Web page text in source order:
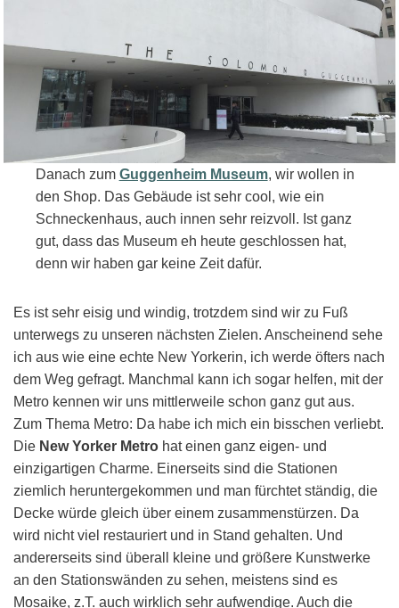
Danach zum Guggenheim Museum, wir wollen in
den Shop. Das Gebäude ist sehr cool, wie ein
Schneckenhaus, auch innen sehr reizvoll. Ist ganz
gut, dass das Museum eh heute geschlossen hat,
denn wir haben gar keine Zeit dafür.
Es ist sehr eisig und windig, trotzdem sind wir zu Fuß
unterwegs zu unseren nächsten Zielen. Anscheinend sehe
ich aus wie eine echte New Yorkerin, ich werde öfters nach
dem Weg gefragt. Manchmal kann ich sogar helfen, mit der
Metro kennen wir uns mittlerweile schon ganz gut aus.
Zum Thema Metro: Da habe ich mich ein bisschen verliebt.
Die New Yorker Metro hat einen ganz eigen- und
einzigartigen Charme. Einerseits sind die Stationen
ziemlich heruntergekommen und man fürchtet ständig, die
Decke würde gleich über einem zusammenstürzen. Da
wird nicht viel restauriert und in Stand gehalten. Und
andererseits sind überall kleine und größere Kunstwerke
an den Stationswänden zu sehen, meistens sind es
Mosaike, z.T. auch wirklich sehr aufwendige. Auch die